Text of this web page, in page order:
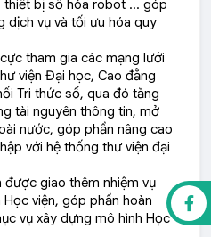
thiết bị số hóa robot … góp
dịch vụ và tối ưu hóa quy
tham gia các mạng lưới
viện Đại học, Cao đẳng
Tri thức số, qua đó tăng
tài nguyên thông tin, mở
nước, góp phần nâng cao
với hệ thống thư viện đại
giao thêm nhiệm vụ
viện, góp phần hoàn
vụ xây dựng mô hình Học